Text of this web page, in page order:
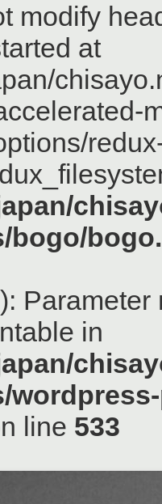
modify
at
bogo/
in
line 533